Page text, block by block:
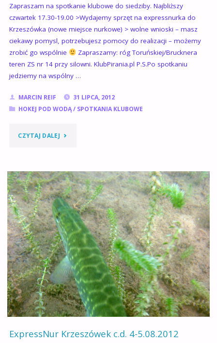
HOKEJA
PODWODNEGO"
Zapraszam na spotkanie klubowe do siedziby. Najbliższy
czwartek 17.30-19.00 >Wydajemy sprzęt na expressnurka do
Krzeszówka (nowe miejsce nurkowe) > wolne wnioski – masz
ciekawy pomysl, potrzebujesz pomocy do realizacji – możemy
zrobić go wspólnie
Zapraszamy: róg Toruńskiej/Brucknera
teren ZS nr 14 przy silowni. KlubPirania.pl P.S.Po spotkaniu
jedziemy na wspólny …
MARCIN REIF
31 LIPCA, 2012
HOKEJ POD WODĄ/ SPOTKANIA KLUBOWE
CZYTAJ DALEJ"SPOTKANIE
ORAZ
TRENING
HOKEJA
PODWODNEGO
2.08.2012"
ExpressNur Krzeszówek c.d. 4-5.08.2012